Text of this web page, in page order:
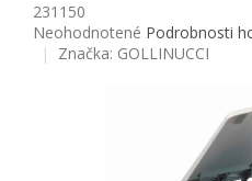
231150
Priemerné hodnotenie
Neohodnotené Podrobnosti
Značka: GOLLINUCCI